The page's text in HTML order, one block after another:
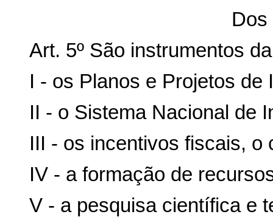
Dos
Art. 5º São instrumentos
I - os Planos e Projetos de
II - o Sistema Nacional de
III - os incentivos fiscais, o
IV - a formação de
V - a pesquisa científica e